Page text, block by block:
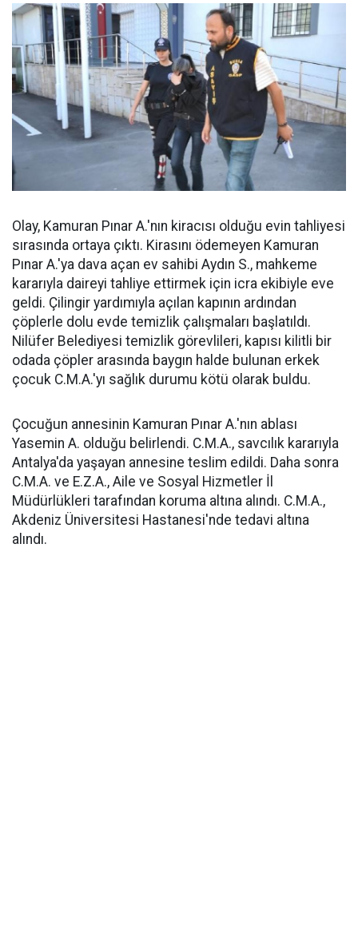
Olay, Kamuran Pınar A.'nın kiracısı olduğu evin tahliyesi
sırasında ortaya çıktı. Kirasını ödemeyen Kamuran
Pınar A.'ya dava açan ev sahibi Aydın S., mahkeme
kararıyla daireyi tahliye ettirmek için icra ekibiyle eve
geldi. Çilingir yardımıyla açılan kapının ardından
çöplerle dolu evde temizlik çalışmaları başlatıldı.
Nilüfer Belediyesi temizlik görevlileri, kapısı kilitli bir
odada çöpler arasında baygın halde bulunan erkek
çocuk C.M.A.'yı sağlık durumu kötü olarak buldu.
Çocuğun annesinin Kamuran Pınar A.'nın ablası
Yasemin A. olduğu belirlendi. C.M.A., savcılık kararıyla
Antalya'da yaşayan annesine teslim edildi. Daha sonra
C.M.A. ve E.Z.A., Aile ve Sosyal Hizmetler İl
Müdürlükleri tarafından koruma altına alındı. C.M.A.,
Akdeniz Üniversitesi Hastanesi'nde tedavi altına
alındı.